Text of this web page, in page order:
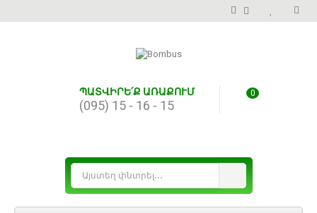
0
ՊԱՏՎԻՐԵ՛Ք ԱՌԱՔՈՒՄ
(095) 15 - 16 - 15